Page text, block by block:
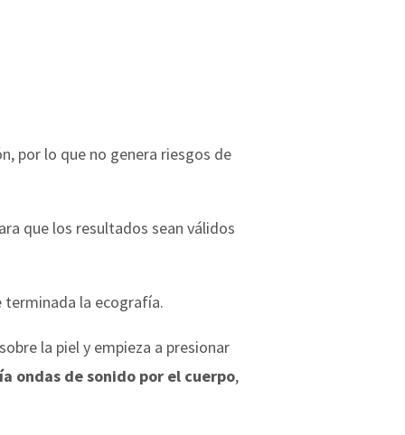
por lo que no genera riesgos de
que los resultados sean válidos
terminada la ecografía.
la piel y empieza a presionar
ondas de sonido por el cuerpo,